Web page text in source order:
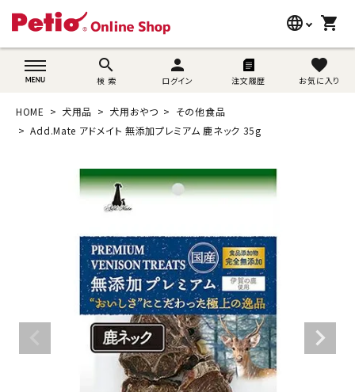
language
wovn-lang-name
shopping_cart
search
検 索
person
ログイン 注文履歴
favorite
お気に入り
search
猫用品
うさぎ用品
ブランド別に探す
目的別に探す
ご利用案内
HOME 犬用品 犬用おやつ
その他食品
Add.Mate アドメイト 無添加プレミアム 鹿ネック 35g